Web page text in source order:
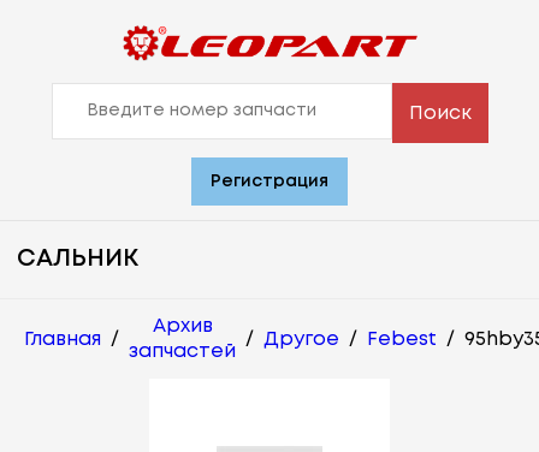
Поиск
Регистрация
САЛЬНИК
Главная /
Архив
запчастей
/ Другое / Febest /